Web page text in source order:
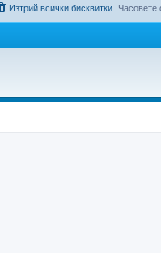
Часовете
Изтрий всички бисквитки